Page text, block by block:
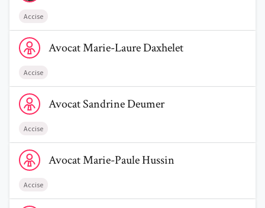
Accise
Voir le profil de AvocatMarie-Laure Daxhelet
AvocatMarie-LaureDaxhelet
Accise
Voir le profil de AvocatSandrine Deumer
AvocatSandrineDeumer
Accise
Voir le profil de AvocatMarie-Paule Hussin
AvocatMarie-PauleHussin
Accise
Voir le profil de AvocatEmmanuel Dehan